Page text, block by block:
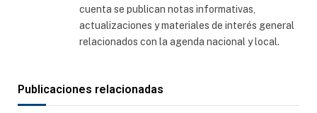
cuenta se publican notas informativas,
actualizaciones y materiales de interés general
relacionados con la agenda nacional y local.
Publicaciones relacionadas